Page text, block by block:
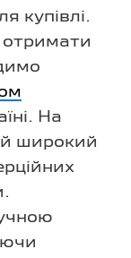
купівлі.
отримати
На
широкий